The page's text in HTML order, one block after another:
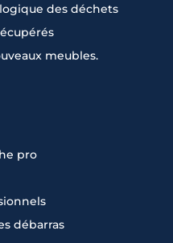
des déchets
meubles.
pro
débarras